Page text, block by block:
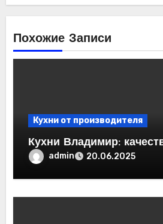
Похожие Записи
Кухни от производителя
Кухни Владимир:
admin 20.06.2025